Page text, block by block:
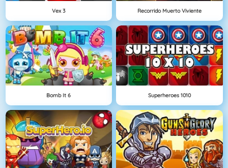
Vex 3 Recorrido Muerto Viviente
Bomb It 6 Superheroes 1010